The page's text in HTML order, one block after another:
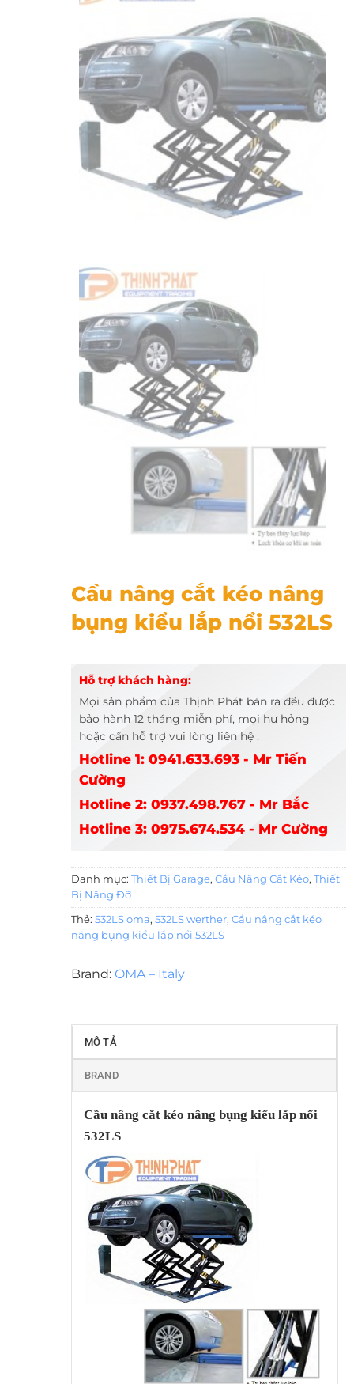
Cầu nâng cắt kéo nâng
bụng kiểu lắp nổi 532LS
Hỗ trợ khách hàng:
Mọi sản phẩm của Thịnh Phát bán ra đều được
bảo hành 12 tháng miễn phí, mọi hư hỏng
hoặc cần hỗ trợ vui lòng liên hệ .
Hotline 1: 0941.633.693 - Mr Tiến
Cường
Hotline 2: 0937.498.767 - Mr Bắc
Hotline 3: 0975.674.534 - Mr Cường
Danh mục: Thiết Bị Garage, Cầu Nâng Cắt Kéo, Thiết
Bị Nâng Đỡ
Thẻ: 532LS oma, 532LS werther, Cầu nâng cắt kéo
nâng bụng kiểu lắp nổi 532LS
Brand: OMA – Italy
MÔ TẢ
BRAND
Cầu nâng cắt kéo nâng bụng kiểu lắp nổi
532LS